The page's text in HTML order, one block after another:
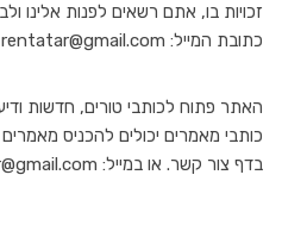
זכויות בו, אתם רשאים לפנות אלינו
כתובת המייל: rentatar@gmail.com
האתר פתוח לכותבי טורים, חדשות
כותבי מאמרים יכולים להכניס
בדף צור קשר. או במייל: rentatar@gmail.com